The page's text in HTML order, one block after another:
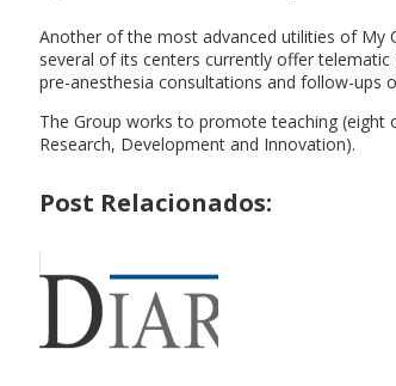
Another of the most advanced utilities of My
several of its centers currently offer
pre-anesthesia consultations and follow-ups
The Group works to promote teaching (eight
Research, Development and Innovation).
Post Relacionados: